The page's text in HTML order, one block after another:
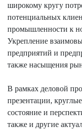
широкому кругу
потенциальных
промышленности к
Укрепление
предприятий и
также насыщения
В рамках деловой
презентации,
состояние и
также и другие